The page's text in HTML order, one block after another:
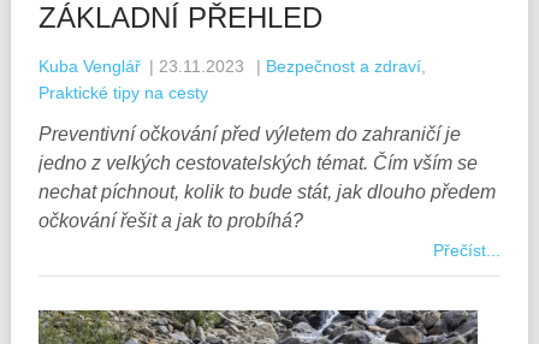
ZÁKLADNÍ PŘEHLED
Kuba Venglář | 23.11.2023 | Bezpečnost a zdraví
Praktické tipy na cesty
Preventivní očkování před výletem do zahraničí je
jedno z velkých cestovatelských témat. Čím vším se
nechat píchnout, kolik to bude stát, jak dlouho předem
očkování řešit a jak to probíhá?
Přečíst...